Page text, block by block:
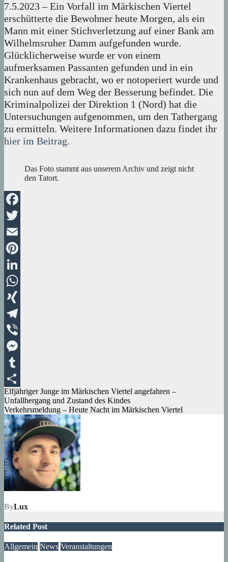
7.5.2023 – Ein Vorfall im Märkischen Viertel
erschütterte die Bewohner heute Morgen, als ein
Mann mit einer Stichverletzung auf einer Bank am
Wilhelmsruher Damm aufgefunden wurde.
Glücklicherweise wurde er von einem
aufmerksamen Passanten gefunden und in ein
Krankenhaus gebracht, wo er notoperiert wurde und
sich nun auf dem Weg der Besserung befindet. Die
Kriminalpolizei der Direktion 1 (Nord) hat die
Untersuchungen aufgenommen, um den Tathergang
zu ermitteln. Weitere Informationen dazu findet ihr
hier im Beitrag.
Das Foto stammt aus unserem Archiv und zeigt nicht
den Tatort.
Facebook
Twitter
Email
Pinterest
LinkedIn
WhatsApp
XING
Telegram
Viber
Messenger
Tumblr
Teilen
Beitragsnavigation
Elfjähriger Junge im Märkischen Viertel angefahren –
Unfallhergang und Zustand des Kindes
Verkehrsmeldung – Heute Nacht im Märkischen Viertel
ByLux
Related Post
Allgemein News Veranstaltungen